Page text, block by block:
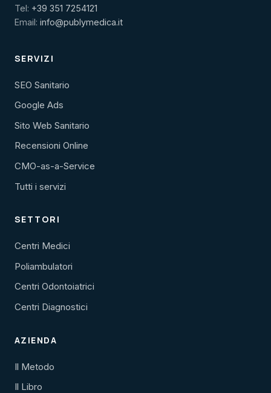
Tel: +39 351 7254121
Email: info@publymedica.it
SERVIZI
SEO Sanitario
Google Ads
Sito Web Sanitario
Recensioni Online
CMO-as-a-Service
Tutti i servizi
SETTORI
Centri Medici
Poliambulatori
Centri Odontoiatrici
Centri Diagnostici
AZIENDA
Il Metodo
Il Libro